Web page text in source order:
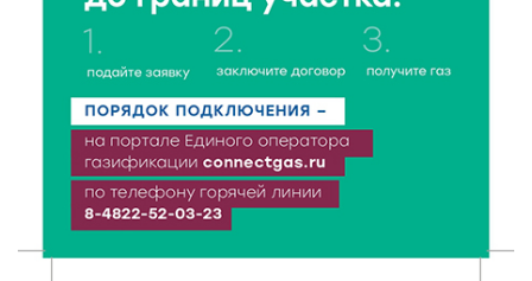
Голубев проверил школы и детсады Зубцова к 1
сентября
6 Авг 2026 15:01 143
От Твери до Москвы: выставка художника
Владимира Васильева о героях СВО проходит в РГБ
6 Авг 2026 14:55 119